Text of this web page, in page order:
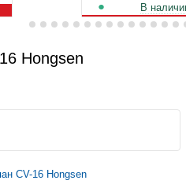
В
1 129 руб.
Hongsen